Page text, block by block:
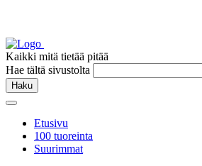
Kaikki mitä tietää pitää
Hae tältä sivustolta
Haku
Etusivu
100 tuoreinta
Suurimmat